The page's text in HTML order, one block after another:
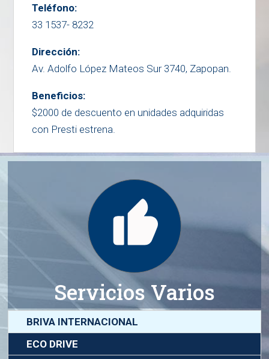
Teléfono:
33 1537- 8232
Dirección:
Av. Adolfo López Mateos Sur 3740, Zapopan.
Beneficios:
$2000 de descuento en unidades adquiridas
con Presti estrena.
Servicios Varios
BRIVA INTERNACIONAL
ECO DRIVE